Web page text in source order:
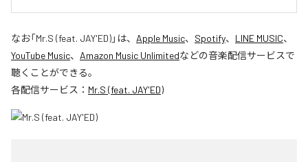
なお「Mr.S (feat. JAY'ED)」は、 Apple Music、 Spotify、 LINE MUSIC、
YouTube Music、 Amazon Music Unlimitedなどの音楽配信サービスで
聴くことができる。
各配信サービス： Mr.S (feat. JAY'ED)